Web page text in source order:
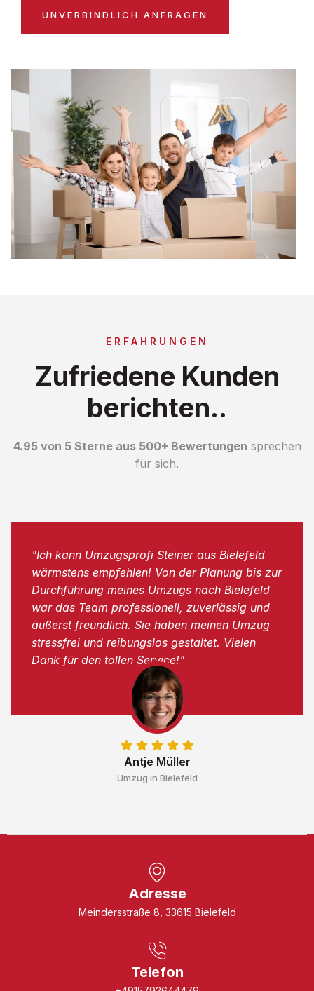
UNVERBINDLICH ANFRAGEN
ERFAHRUNGEN
Zufriedene Kunden
berichten..
4.95 von 5 Sterne aus 500+ Bewertungen sprechen
für sich.
Antje Müller
Umzug in Bielefeld
"Ich kann Umzugsprofi Steiner aus Bielefeld
wärmstens empfehlen! Von der Planung bis zur
Durchführung meines Umzugs nach Bielefeld
war das Team professionell, zuverlässig und
äußerst freundlich. Sie haben meinen Umzug
stressfrei und reibungslos gestaltet. Vielen
Dank für den tollen Service!"
Adresse
Meindersstraße 8, 33615 Bielefeld
Telefon